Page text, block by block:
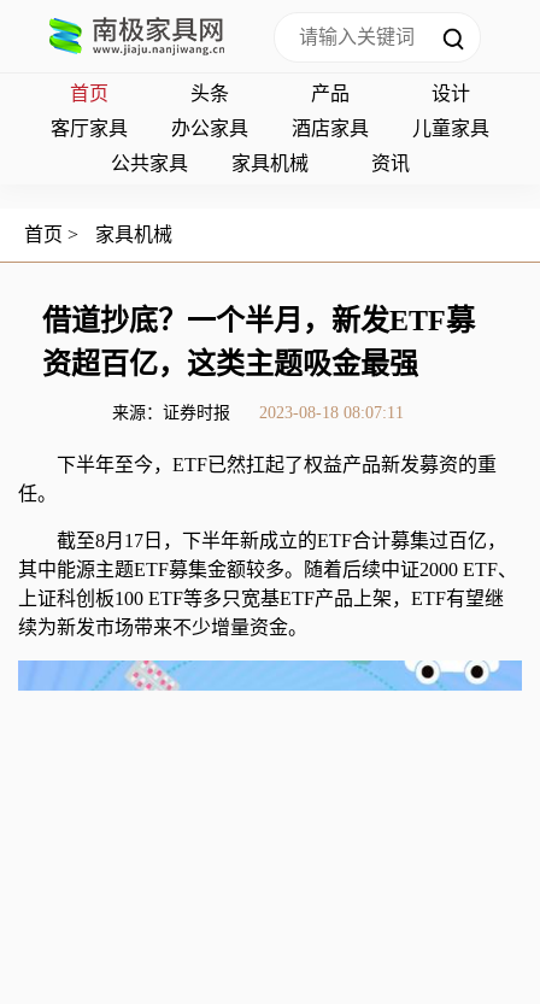
首页 头条 产品
设计
客厅家具
办公家具 酒店家具
儿童家具
公共家具
家具机械 资讯
首页 > 家具机械
借道抄底？一个半月，新发ETF募
资超百亿，这类主题吸金最强
来源：证券时报 2023-08-18 08:07:11
下半年至今，ETF已然扛起了权益产品新发募资的重
任。
截至8月17日，下半年新成立的ETF合计募集过百亿，
其中能源主题ETF募集金额较多。随着后续中证2000 ETF、
上证科创板100 ETF等多只宽基ETF产品上架，ETF有望继
续为新发市场带来不少增量资金。